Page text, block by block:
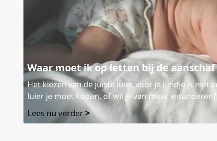
Waar moet ik op letten bij de
Het kiezen van de juiste luier voor je kindje is niet
luier je moet kopen, of wil je van merk veranderen?
Lees nu verder>